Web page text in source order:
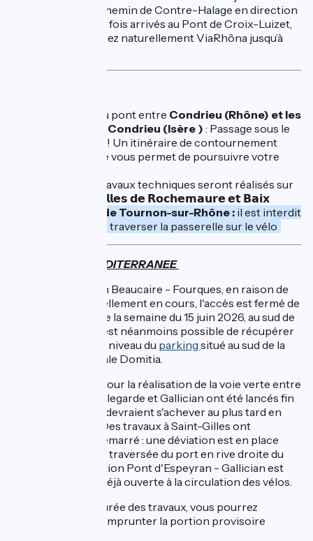
droit sur le Chemin de Contre-Halage en direction
de Lyon. Une fois arrivés au Pont de Croix-Luizet,
vous rejoindrez naturellement ViaRhôna jusqu’à
Fermeture du pont entre Condrieu (Rhône) et les
Roches-de-Condrieu (Isère ) : Passage sous le
pont interdit ! Un itinéraire de contournement
dans le village vous permet de poursuivre votre
travaux techniques seront réalisés sur
les 𝗽𝗮𝘀𝘀𝗲𝗿𝗲𝗹𝗹𝗲𝘀 𝗱𝗲 𝗥𝗼𝗰𝗵𝗲𝗺𝗮𝘂𝗿𝗲 𝗲𝘁 𝗕𝗮𝗶𝘅
Passerelle de Tournon-sur-Rhône : il est interdit
désormais de traverser la passerelle sur le vélo
AVIGNON -LA MEDITERRANEE
Sur la section Beaucaire - Fourques, en raison de
travaux actuellement en cours, l'accès est fermé de
8h à 16h toute la semaine du 15 juin 2026, au sud de
Beaucaire. Il est néanmoins possible de récupérer
l'itinéraire au niveau du parking situé au sud de la
zone artisanale Domitia.
Les travaux pour la réalisation de la voie verte entre
le port de Bellegarde et Gallician ont été lancés fin
août 2025 et devraient s'achever au plus tard en
juillet 2026. Des travaux à Saint-Gilles ont
également démarré : une déviation est en place
pour éviter la traversée du port en rive droite du
canal. La section Pont d'Espeyran - Gallician est
quand à elle déjà ouverte à la circulation des vélos.
Pendant la durée des travaux, vous pourrez
continuer à emprunter la portion provisoire